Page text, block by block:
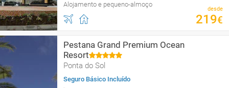
Alojamento e pequeno-almoço
desde
219€
Pestana Grand Premium Ocean
Resort
Ponta do Sol
Seguro Básico Incluído